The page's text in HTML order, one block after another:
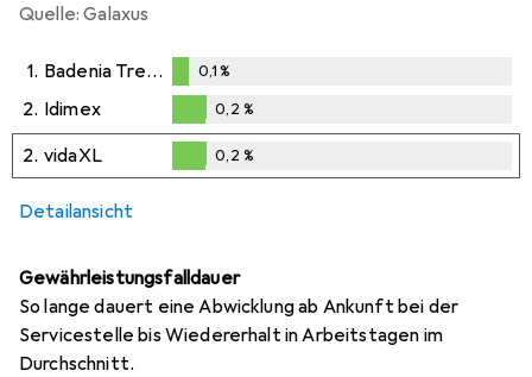
Quelle: Galaxus
1. Badenia Trendline
%
0,1%
2. Idimex
0,2%
0,2 %
2. vidaXL
0,2%
0,2 %
Detailansicht
Gewährleistungsfalldauer
So lange dauert eine Abwicklung ab Ankunft bei der
Servicestelle bis Wiedererhalt in Arbeitstagen im
Durchschnitt.